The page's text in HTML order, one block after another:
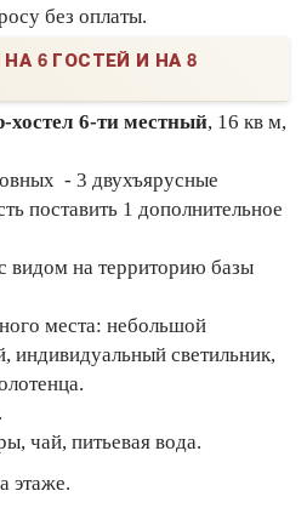
без оплаты.
6 ГОСТЕЙ И НА 8
6-ти местный, 16 кв м,
- 3 двухъярусные
поставить 1 дополнительное
видом на территорию базы
места: небольшой
индивидуальный светильник,
чай, питьевая вода.
этаже.